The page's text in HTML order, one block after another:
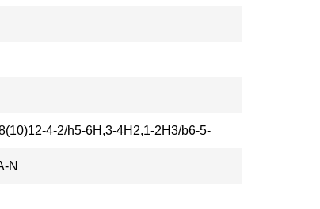
4-2/h5-6H,3-4H2,1-2H3/b6-5-
N